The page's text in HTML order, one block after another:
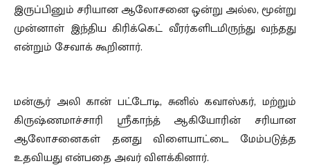
இருப்பினும் சரியான ஆலோசனை ஒன்று அல்ல, மூன்று
முன்னாள் இந்திய கிரிக்கெட் வீரர்களிடமிருந்து வந்தது
என்றும் சேவாக் கூறினார்.
மன்சூர் அலி கான் பட்டோடி, சுனில் கவாஸ்கர், மற்றும்
கிருஷ்ணமாச்சாரி ஸ்ரீகாந்த் ஆகியோரின் சரியான
ஆலோசனைகள் தனது விளையாட்டை மேம்படுத்த
உதவியது என்பதை அவர் விளக்கினார்.